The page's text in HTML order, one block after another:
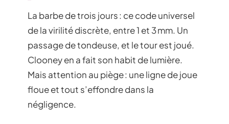
La barbe de trois jours : ce code universel
de la virilité discrète, entre 1 et 3 mm. Un
passage de tondeuse, et le tour est joué.
Clooney en a fait son habit de lumière.
Mais attention au piège : une ligne de joue
floue et tout s’effondre dans la
négligence.